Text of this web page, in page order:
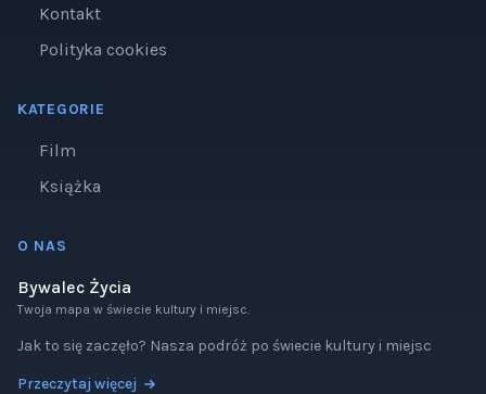
Kontakt
Polityka cookies
KATEGORIE
Film
Książka
O NAS
Bywalec Życia
Twoja mapa w świecie kultury i miejsc.
Jak to się zaczęło? Nasza podróż po świecie kultury i miejsc
Przeczytaj więcej